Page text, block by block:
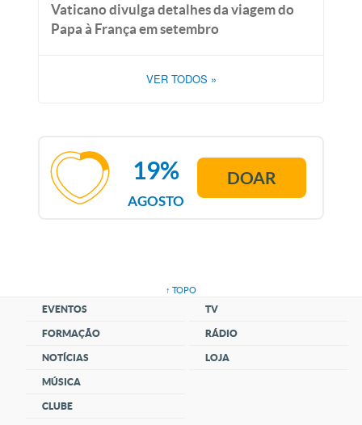
Vaticano divulga detalhes da viagem do
Papa à França em setembro
VER TODOS »
AGOSTO
19% DOAR
↑ TOPO
EVENTOS
FORMAÇÃO
NOTÍCIAS
MÚSICA
CLUBE
TV
RÁDIO
LOJA